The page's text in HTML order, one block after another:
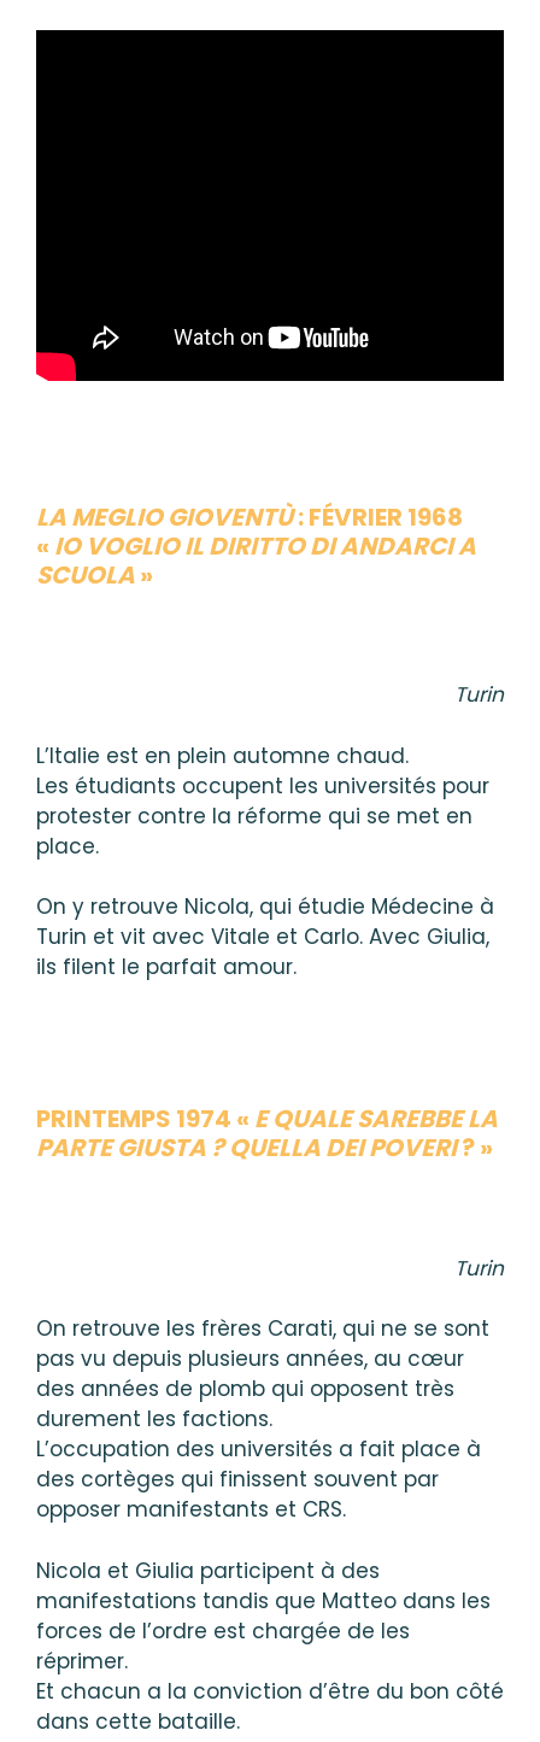
LA MEGLIO GIOVENTÙ: FÉVRIER 1968
« IO VOGLIO IL DIRITTO DI ANDARCI A
SCUOLA»
Turin
L’Italie est en plein automne chaud.
Les étudiants occupent les universités pour
protester contre la réforme qui se met en
place.
On y retrouve Nicola, qui étudie Médecine à
Turin et vit avec Vitale et Carlo. Avec Giulia,
ils filent le parfait amour.
PRINTEMPS 1974 « E QUALE SAREBBE LA
PARTE GIUSTA ? QUELLA DEI POVERI? »
Turin
On retrouve les frères Carati, qui ne se sont
pas vu depuis plusieurs années, au cœur
des années de plomb qui opposent très
durement les factions.
L’occupation des universités a fait place à
des cortèges qui finissent souvent par
opposer manifestants et CRS.
Nicola et Giulia participent à des
manifestations tandis que Matteo dans les
forces de l’ordre est chargée de les
réprimer.
Et chacun a la conviction d’être du bon côté
dans cette bataille.